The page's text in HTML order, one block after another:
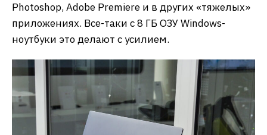
Photoshop, Adobe Premiere и в других «тяжелых»
приложениях. Все-таки с 8 ГБ ОЗУ Windows-
ноутбуки это делают с усилием.